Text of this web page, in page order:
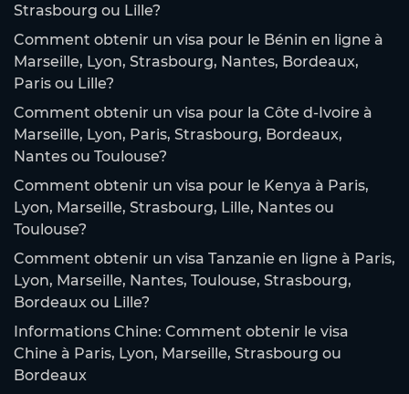
Strasbourg ou Lille?
Comment obtenir un visa pour le Bénin en ligne à
Marseille, Lyon, Strasbourg, Nantes, Bordeaux,
Paris ou Lille?
Comment obtenir un visa pour la Côte d-Ivoire à
Marseille, Lyon, Paris, Strasbourg, Bordeaux,
Nantes ou Toulouse?
Comment obtenir un visa pour le Kenya à Paris,
Lyon, Marseille, Strasbourg, Lille, Nantes ou
Toulouse?
Comment obtenir un visa Tanzanie en ligne à Paris,
Lyon, Marseille, Nantes, Toulouse, Strasbourg,
Bordeaux ou Lille?
Informations Chine: Comment obtenir le visa
Chine à Paris, Lyon, Marseille, Strasbourg ou
Bordeaux